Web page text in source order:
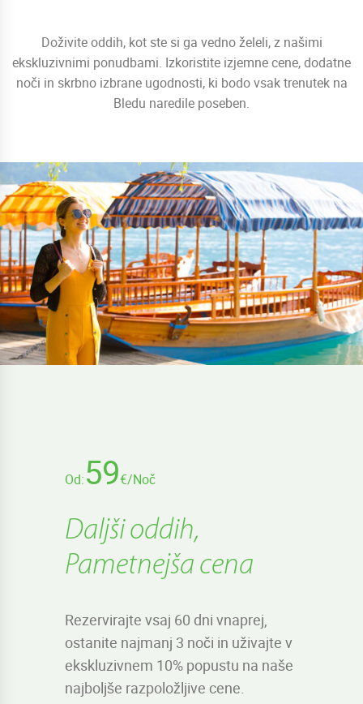
Doživite oddih, kot ste si ga vedno želeli, z našimi
ekskluzivnimi ponudbami. Izkoristite izjemne cene, dodatne
noči in skrbno izbrane ugodnosti, ki bodo vsak trenutek na
Bledu naredile poseben.
Od:59€/Noč
Daljši oddih,
Pametnejša cena
Rezervirajte vsaj 60 dni vnaprej,
ostanite najmanj 3 noči in uživajte v
ekskluzivnem 10% popustu na naše
najboljše razpoložljive cene.